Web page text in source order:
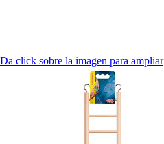
Da click sobre la imagen para ampliar